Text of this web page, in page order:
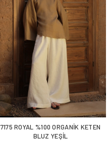
7175 ROYAL %100 ORGANİK KETEN
BLUZ YEŞİL